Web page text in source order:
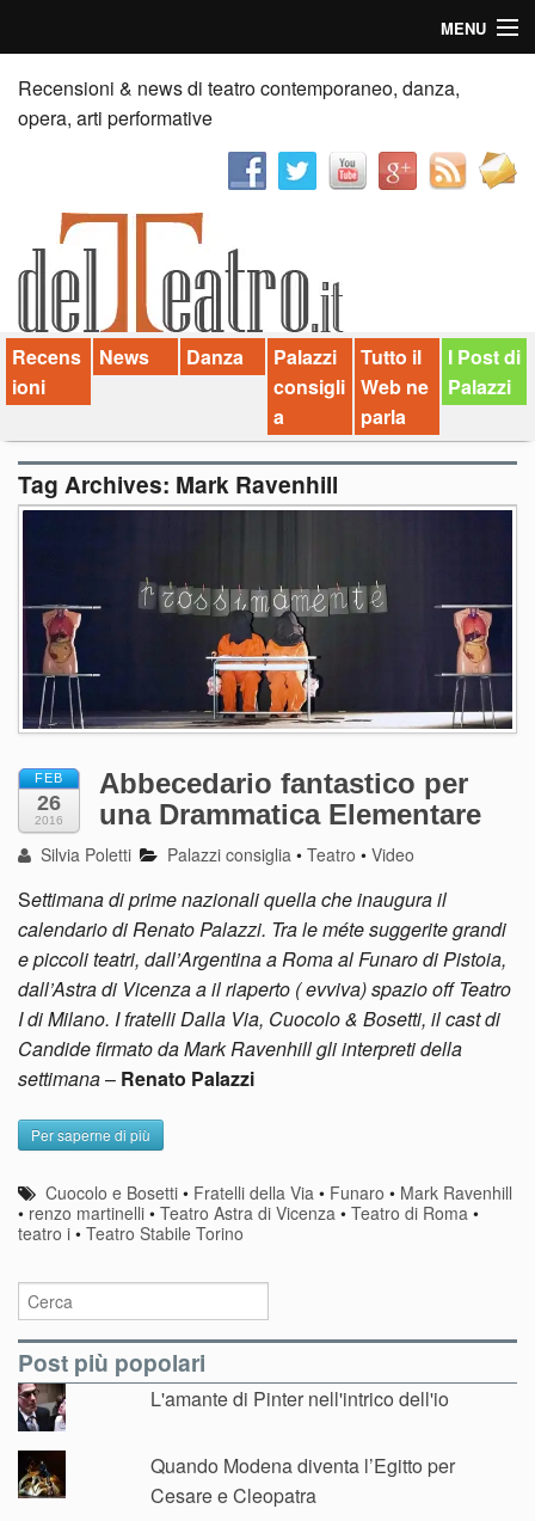
MENU
Home
Recensioni
News
Palazzi consiglia
Video
Chi siamo
Contatti
Recensioni & news di teatro contemporaneo, danza,
opera, arti performative
Recens
ioni
News Danza
Palazzi
consigli
a
Tutto il
Web ne
parla
I Post di
Palazzi
Tag Archives: Mark Ravenhill
FEB
26
2016
Abbecedario fantastico per
una Drammatica Elementare
Silvia Poletti Palazzi consiglia •Teatro •Video
Settimana di prime nazionali quella che inaugura il
calendario di Renato Palazzi. Tra le méte suggerite grandi
e piccoli teatri, dall’Argentina a Roma al Funaro di Pistoia,
dall’Astra di Vicenza a il riaperto ( evviva) spazio off Teatro
I di Milano. I fratelli Dalla Via, Cuocolo & Bosetti, il cast di
Candide firmato da Mark Ravenhill gli interpreti della
settimana– Renato Palazzi
Per saperne di più
Cuocolo e Bosetti • Fratelli della Via • Funaro • Mark Ravenhill
• renzo martinelli • Teatro Astra di Vicenza • Teatro di Roma •
teatro i • Teatro Stabile Torino
Post più popolari
L'amante di Pinter nell'intrico dell'io
Quando Modena diventa l’Egitto per
Cesare e Cleopatra